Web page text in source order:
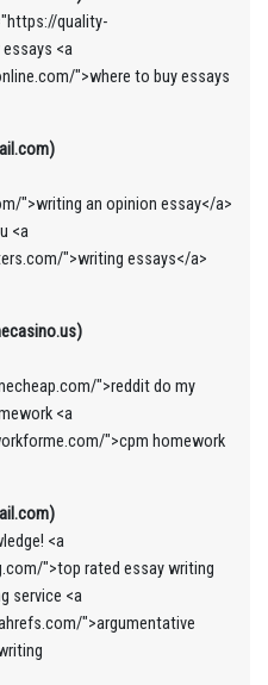
quality-
<a
">where to buy essays
">writing an opinion essay</a>
<a
">writing essays</a>
">reddit do my
<a
">cpm homework
<a
">top rated essay writing
service <a
">argumentative